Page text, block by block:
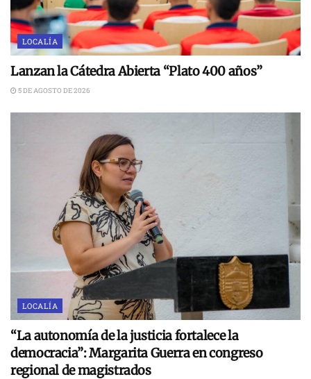
LOCALÍA
Lanzan la Cátedra Abierta “Plato 400 años”
5 DE AGOSTO DE 2026
LOCALÍA
“La autonomía de la justicia fortalece la
democracia”: Margarita Guerra en congreso
regional de magistrados